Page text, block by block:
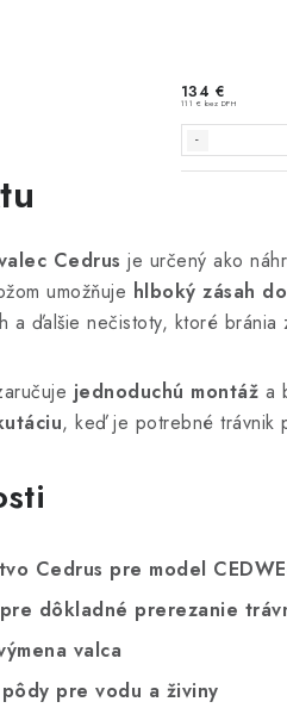
Cedrus je určený ako
umožňuje hlboký zásah
a ďalšie nečistoty, ktoré bránia
jednoduchú montáž a
, keď je potrebné trávnik
Cedrus pre model
dôkladné prerezanie
valca
pre vodu a živiny